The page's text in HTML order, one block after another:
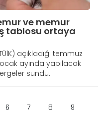
ve memur
tablosu ortaya
açıkladığı temmuz
ayında yapılacak
sundu.
6 7 8
9